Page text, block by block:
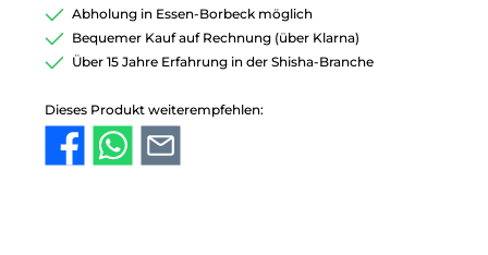
Abholung in Essen-Borbeck möglich
Bequemer Kauf auf Rechnung (über Klarna)
Über 15 Jahre Erfahrung in der Shisha-Branche
Dieses Produkt weiterempfehlen: